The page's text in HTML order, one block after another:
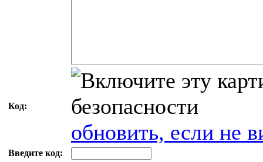
Код:
обновить, если не
Введите код: